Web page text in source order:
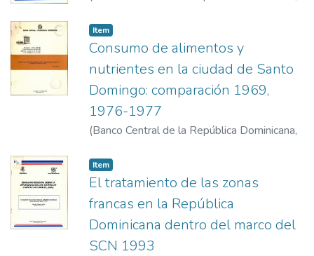
Item
Consumo de alimentos y
nutrientes en la ciudad de Santo
Domingo: comparación 1969,
1976-1977
(Banco Central de la República Dominicana,
Item
El tratamiento de las zonas
francas en la República
Dominicana dentro del marco del
SCN 1993